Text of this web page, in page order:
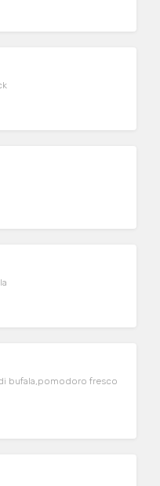
bufala,pomodoro fresco